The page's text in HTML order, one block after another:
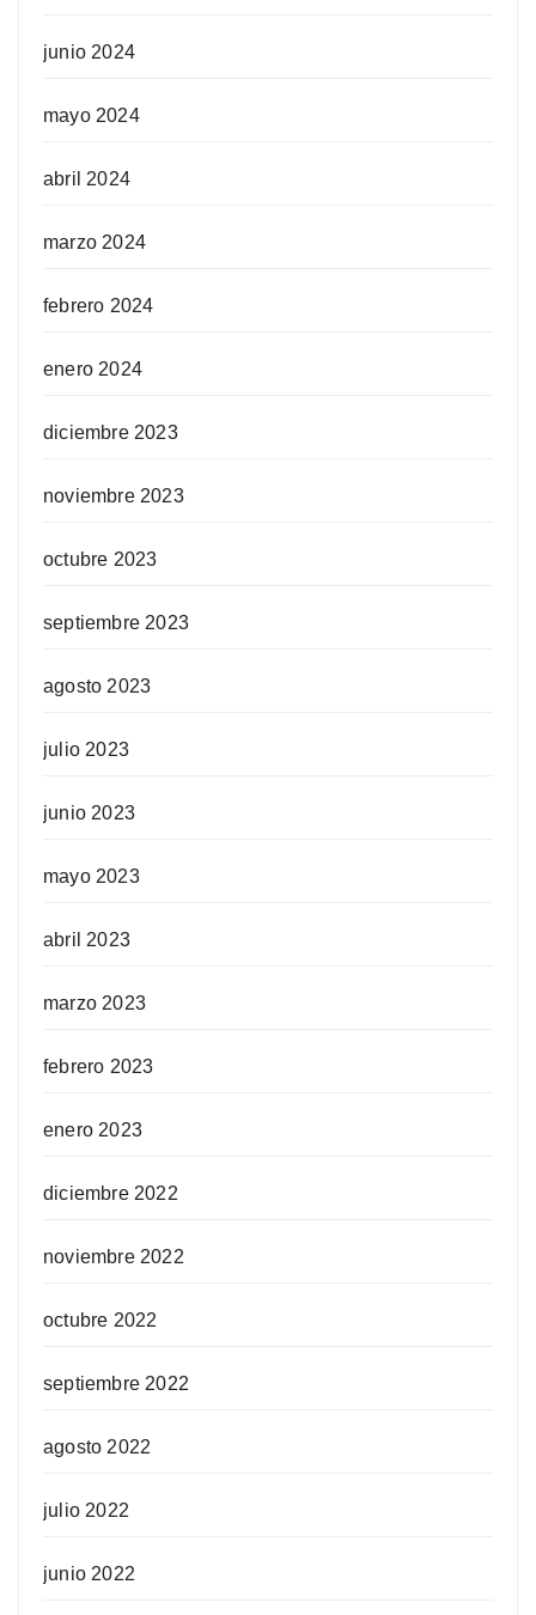
junio 2024
mayo 2024
abril 2024
marzo 2024
febrero 2024
enero 2024
diciembre 2023
noviembre 2023
octubre 2023
septiembre 2023
agosto 2023
julio 2023
junio 2023
mayo 2023
abril 2023
marzo 2023
febrero 2023
enero 2023
diciembre 2022
noviembre 2022
octubre 2022
septiembre 2022
agosto 2022
julio 2022
junio 2022